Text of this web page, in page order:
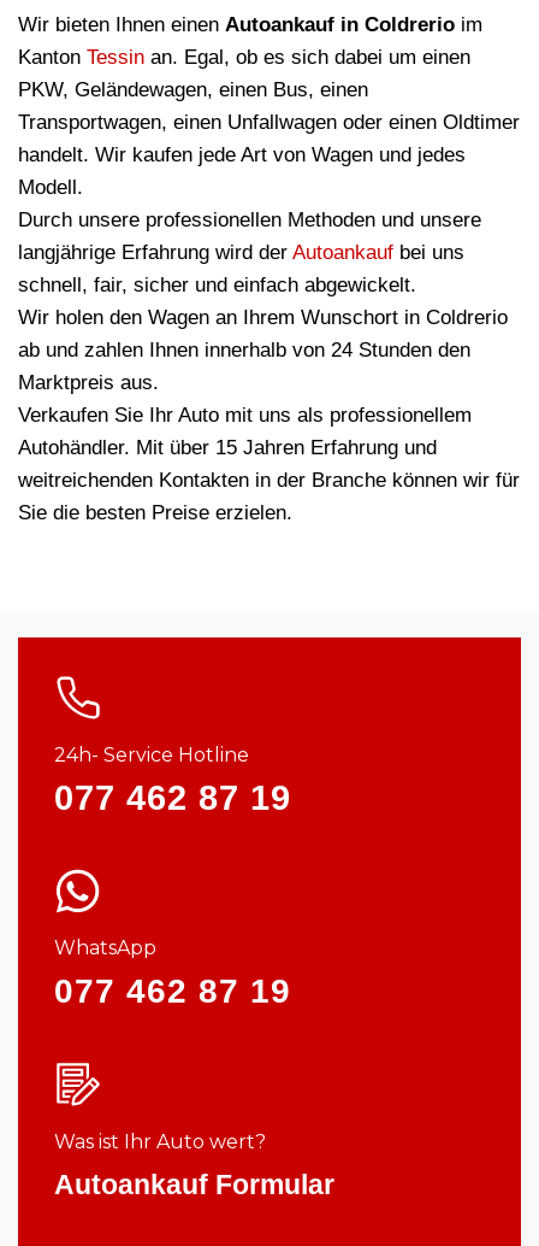
Wir bieten Ihnen einen Autoankauf in Coldrerio im
Kanton Tessin an. Egal, ob es sich dabei um einen
PKW, Geländewagen, einen Bus, einen
Transportwagen, einen Unfallwagen oder einen Oldtimer
handelt. Wir kaufen jede Art von Wagen und jedes
Modell.
Durch unsere professionellen Methoden und unsere
langjährige Erfahrung wird der Autoankauf bei uns
schnell, fair, sicher und einfach abgewickelt.
Wir holen den Wagen an Ihrem Wunschort in Coldrerio
ab und zahlen Ihnen innerhalb von 24 Stunden den
Marktpreis aus.
Verkaufen Sie Ihr Auto mit uns als professionellem
Autohändler. Mit über 15 Jahren Erfahrung und
weitreichenden Kontakten in der Branche können wir für
Sie die besten Preise erzielen.
24h- Service Hotline
077 462 87 19
WhatsApp
077 462 87 19
Was ist Ihr Auto wert?
Autoankauf Formular